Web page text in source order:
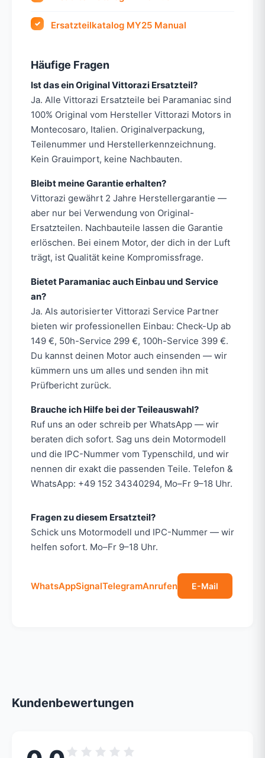
Ersatzteilkatalog MY25 Manual
Häufige Fragen
Ist das ein Original Vittorazi Ersatzteil?
Ja. Alle Vittorazi Ersatzteile bei Paramaniac sind
100% Original vom Hersteller Vittorazi Motors in
Montecosaro, Italien. Originalverpackung,
Teilenummer und Herstellerkennzeichnung.
Kein Grauimport, keine Nachbauten.
Bleibt meine Garantie erhalten?
Vittorazi gewährt 2 Jahre Herstellergarantie —
aber nur bei Verwendung von Original-
Ersatzteilen. Nachbauteile lassen die Garantie
erlöschen. Bei einem Motor, der dich in der Luft
trägt, ist Qualität keine Kompromissfrage.
Bietet Paramaniac auch Einbau und Service
an?
Ja. Als autorisierter Vittorazi Service Partner
bieten wir professionellen Einbau: Check-Up ab
149 €, 50h-Service 299 €, 100h-Service 399 €.
Du kannst deinen Motor auch einsenden — wir
kümmern uns um alles und senden ihn mit
Prüfbericht zurück.
Brauche ich Hilfe bei der Teileauswahl?
Ruf uns an oder schreib per WhatsApp — wir
beraten dich sofort. Sag uns dein Motormodell
und die IPC-Nummer vom Typenschild, und wir
nennen dir exakt die passenden Teile. Telefon &
WhatsApp: +49 152 34340294, Mo–Fr 9–18 Uhr.
Fragen zu diesem Ersatzteil?
Schick uns Motormodell und IPC-Nummer — wir
helfen sofort. Mo–Fr 9–18 Uhr.
WhatsAppSignalTelegramAnrufen E-Mail
Kundenbewertungen